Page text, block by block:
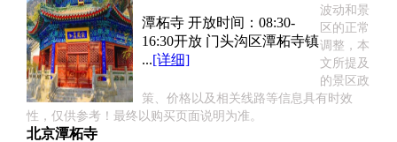
潭柘寺 开放时间：08:30-
16:30开放 门头沟区潭柘寺镇
...[详细]
波动和景
区的正常
调整，本
文所提及
的景区政
策、价格以及相关线路等信息具有时效
性，仅供参考！最终以购买页面说明为准。
北京潭柘寺